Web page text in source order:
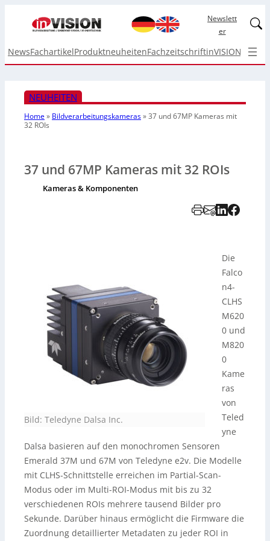
Newslett
er
NewsFachartikelProduktneuheitenFachzeitschriftinVISION Top
NEUHEITEN
Home» Bildverarbeitungskameras»37 und 67MP Kameras mit
32 ROIs
37 und 67MP Kameras mit 32 ROIs
Kameras & Komponenten
Bild: Teledyne Dalsa Inc.
Die
Falco
n4-
CLHS
M620
0 und
M820
0
Kame
ras
von
Teled
yne
Dalsa basieren auf den monochromen Sensoren
Emerald 37M und 67M von Teledyne e2v. Die Modelle
mit CLHS-Schnittstelle erreichen im Partial-Scan-
Modus oder im Multi-ROI-Modus mit bis zu 32
verschiedenen ROIs mehrere tausend Bilder pro
Sekunde. Darüber hinaus ermöglicht die Firmware die
Zuordnung detaillierter Metadaten zu jeder ROI in